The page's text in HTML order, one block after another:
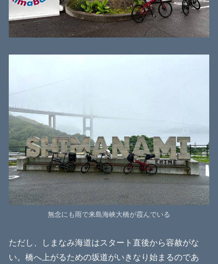
無念にも雨で来島海峡大橋が霞んでいる
ただし、しまなみ海道はスタート直後から容赦がな
い。橋へ上がるための坂道がいきなり始まるのであ